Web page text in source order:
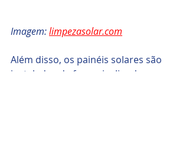
Imagem: limpezasolar.com
Além disso, os painéis solares são
instalados de forma inclinada.